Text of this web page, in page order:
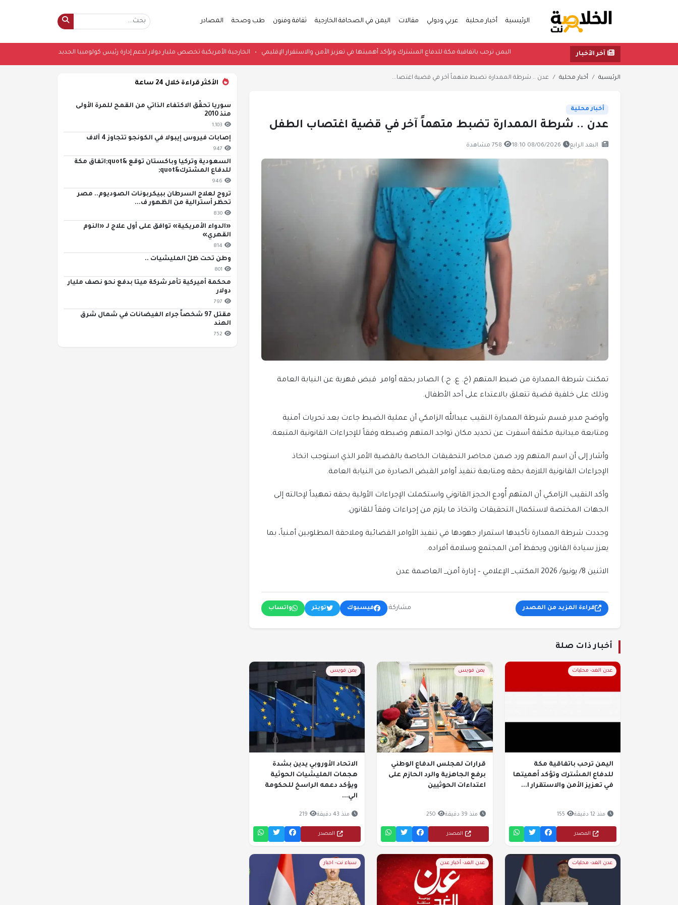
الرئيسية أخبار محلية عربي ودولي مقالات اليمن في الصحافة الخارجية ثقافة وفنون طب وصحة المصادر
آخر الأخبار اليمن ترحب باتفاقية مكة للدفاع المشترك وتؤكد أهميتها في تعزيز الأمن والاستقرار الإقليمي•الخارجية الأمريكية تخصص مليار دولار لدعم إدارة رئيس كولومبيا الجديد
الرئيسية أخبار محلية عدن .. شرطة الممدارة تضبط متهماً آخر في قضية اغتصا...
أخبار محلية
عدن .. شرطة الممدارة تضبط متهماً آخر في قضية اغتصاب الطفل
البعد الرابع 08/06/2026 18:10 758 مشاهدة
تمكنت شرطة الممدارة من ضبط المتهم (خ. ع. ح.) الصادر بحقه أوامر قبض قهرية عن النيابة العامة
وذلك على خلفية قضية تتعلق بالاعتداء على أحد الأطفال.
وأوضح مدير قسم شرطة الممدارة النقيب عبدالله الزامكي أن عملية الضبط جاءت بعد تحريات أمنية
ومتابعة ميدانية مكثفة أسفرت عن تحديد مكان تواجد المتهم وضبطه وفقاً للإجراءات القانونية المتبعة.
وأشار إلى أن اسم المتهم ورد ضمن محاضر التحقيقات الخاصة بالقضية الأمر الذي استوجب اتخاذ
الإجراءات القانونية اللازمة بحقه ومتابعة تنفيذ أوامر القبض الصادرة من النيابة العامة.
وأكد النقيب الزامكي أن المتهم أُودع الحجز القانوني واستكملت الإجراءات الأولية بحقه تمهيداً لإحالته إلى
الجهات المختصة لاستكمال التحقيقات واتخاذ ما يلزم من إجراءات وفقاً للقانون.
وجددت شرطة الممدارة تأكيدها استمرار جهودها في تنفيذ الأوامر القضائية وملاحقة المطلوبين أمنياً، بما
يعزز سيادة القانون ويحفظ أمن المجتمع وسلامة أفراده.
الاثنين 8/ يونيو/ 2026 المكتب_ الإعلامي – إدارة أمن_ العاصمة عدن
قراءة المزيد من المصدر مشاركة: فيسبوك تويتر واتساب
أخبار ذات صلة
عدن الغد- محليات
اليمن ترحب باتفاقية مكة
للدفاع المشترك وتؤكد أهميتها
في تعزيز الأمن والاستقرار ا...
منذ 12 دقيقة 155
المصدر
يمن فويس
قرارات لمجلس الدفاع الوطني
برفع الجاهزية والرد الحازم على
اعتداءات الحوثيين
منذ 39 دقيقة 250
المصدر
يمن فويس
الاتحاد الأوروبي يدين بشدة
هجمات المليشيات الحوثية
ويؤكد دعمه الراسخ للحكومة
الي...
منذ 43 دقيقة 219
المصدر
عدن الغد- محليات عدن الغد- أخبار عدن سباء نت- اخبار
الأكثر قراءة خلال 24 ساعة
سوريا تحقّق الاكتفاء الذاتي من القمح للمرة الأولى
منذ 2010
1,103
إصابات فيروس إيبولا في الكونجو تتجاوز 4 آلاف
947
السعودية وتركيا وباكستان توقع &quot;اتفاق مكة
للدفاع المشترك&quot;
946
تروج لعلاج السرطان ببيكربونات الصوديوم.. مصر
تحظر أسترالية من الظهور ف...
830
«الدواء الأمريكية» توافق على أول علاج لـ «النوم
القهري»
814
وطن تحت ظلّ المليشيات ..
801
محكمة أميركية تأمر شركة ميتا بدفع نحو نصف مليار
دولار
797
مقتل 97 شخصاً جراء الفيضانات في شمال شرق
الهند
752